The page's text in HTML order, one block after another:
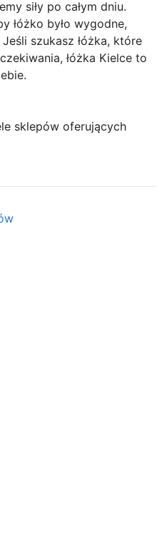
siły po całym dniu.
łóżko było wygodne,
szukasz łóżka, które
łóżka Kielce to
sklepów oferujących